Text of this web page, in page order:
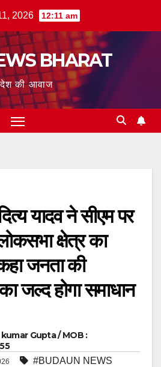
2026 12:11 am
BHARAT
देश की आवाज
यादव ने सीएम पर
क्षेत्र का
जनता की
जल्द होगा समाधान
Gupta / MOB :
#BUDAUN NEWS